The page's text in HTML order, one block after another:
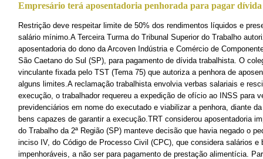
Empresário terá aposentadoria penhorada para pagar
Restrição deve respeitar limite de 50% dos rendimentos líquidos e
salário mínimo.A Terceira Turma do Tribunal Superior do Trabalho
aposentadoria do dono da Arcoven Indústria e Comércio de
São Caetano do Sul (SP), para pagamento de dívida trabalhista. O
vinculante fixada pelo TST (Tema 75) que autoriza a penhora de
alguns limites.A reclamação trabalhista envolvia verbas salariais e
execução, o trabalhador requereu a expedição de ofício ao INSS para
previdenciários em nome do executado e viabilizar a penhora, diante
bens capazes de garantir a execução.TRT considerou aposentadoria
do Trabalho da 2ª Região (SP) manteve decisão que havia negado o
inciso IV, do Código de Processo Civil (CPC), que considera salários e
impenhoráveis, a não ser para pagamento de prestação alimentícia.